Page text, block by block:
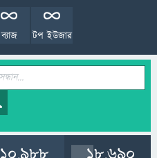
টপ ইউজার
ব্যাজ